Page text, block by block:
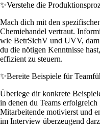
✨Verstehe die
Mach dich mit den
Chemiehandel vertraut.
wie BetrSichV und UVV,
du die nötigen Kenntnisse
effizient zu steuern.
✨Bereite Beispiele für
Überlege dir konkrete
in denen du Teams
Mitarbeitende motivierst und
im Interview überzeugend